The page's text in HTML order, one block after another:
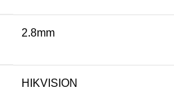
2.8mm
HIKVISION